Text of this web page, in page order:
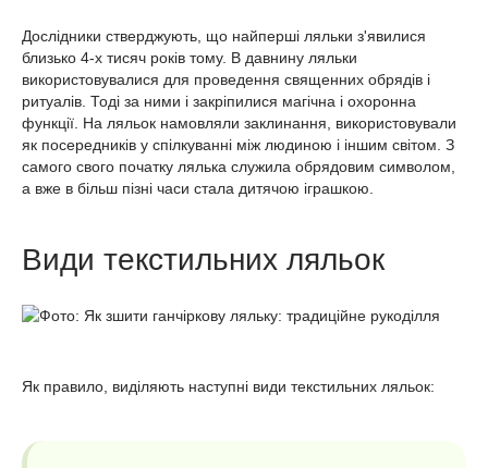
Дослідники стверджують, що найперші ляльки з'явилися
близько 4-х тисяч років тому. В давнину ляльки
використовувалися для проведення священних обрядів і
ритуалів. Тоді за ними і закріпилися магічна і охоронна
функції. На ляльок намовляли заклинання, використовували
як посередників у спілкуванні між людиною і іншим світом. З
самого свого початку лялька служила обрядовим символом,
а вже в більш пізні часи стала дитячою іграшкою.
Види текстильних ляльок
Як правило, виділяють наступні види текстильних ляльок: